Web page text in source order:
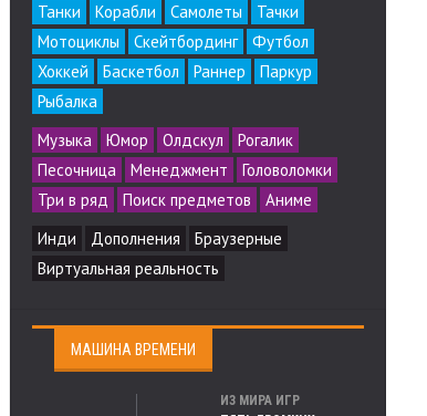
Танки
Корабли Самолеты
Тачки
Мотоциклы
Скейтбординг
Футбол
Хоккей
Баскетбол Раннер
Паркур
Рыбалка
Музыка
Юмор Олдскул
Рогалик
Песочница
Менеджмент
Головоломки
Три в ряд
Поиск предметов
Аниме
Инди
Дополнения
Браузерные
Виртуальная реальность
МАШИНА ВРЕМЕНИ
ИЗ МИРА ИГР